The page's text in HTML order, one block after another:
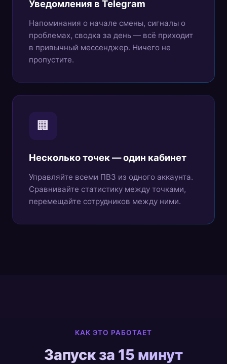
Уведомления в Telegram
Напоминания о начале смены, сигналы о
проблемах, сводка за день — всё приходит
в привычный мессенджер. Ничего не
пропустите.
🏢
Несколько точек — один кабинет
Управляйте всеми ПВЗ из одного аккаунта.
Сравнивайте статистику между точками,
перемещайте сотрудников между ними.
КАК ЭТО РАБОТАЕТ
Запуск за 15 минут